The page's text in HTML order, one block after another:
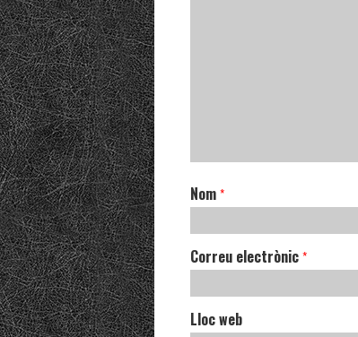
Nom *
Correu electrònic *
Lloc web